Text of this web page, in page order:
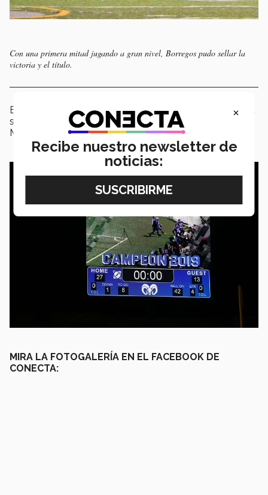
Con una primera mitad jugando a gran nivel, Borregos pudo sellar la
victoria y el título.
El final llegó y los Borregos bordaron una estrella más a
su historia, dejando en claro que son los mandones de
México en el futbol americano estudiantil.
MIRA LA FOTOGALERÍA EN EL FACEBOOK DE
CONECTA:
×
Recibe nuestro newsletter de
noticias: